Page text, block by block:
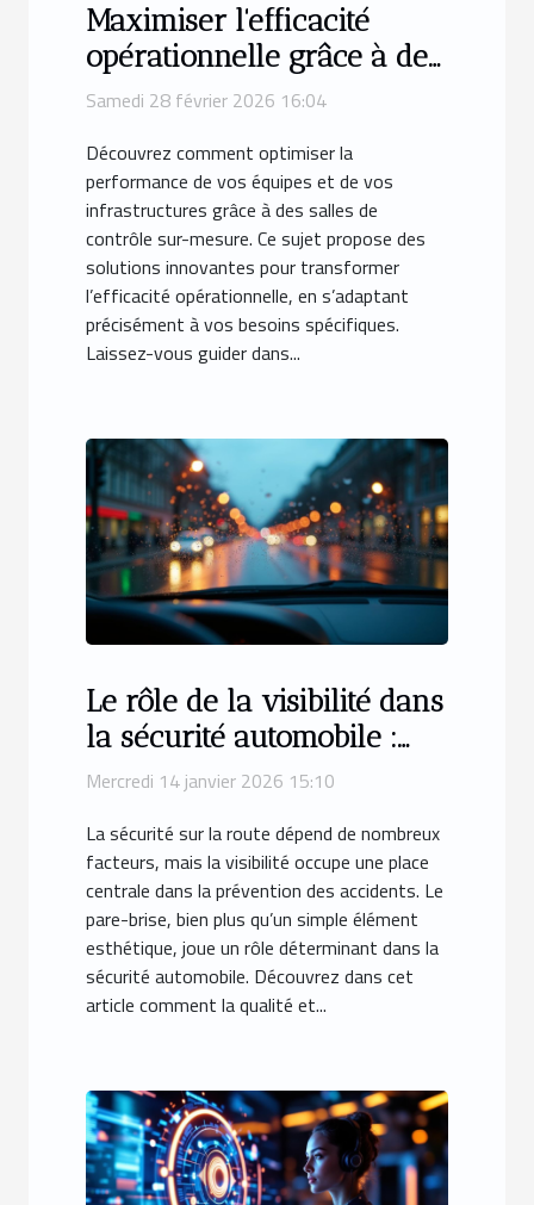
Maximiser l'efficacité
opérationnelle grâce à des
salles de contrôle sur-
Samedi 28 février 2026 16:04
Découvrez comment optimiser la
performance de vos équipes et de vos
infrastructures grâce à des salles de
contrôle sur-mesure. Ce sujet propose des
solutions innovantes pour transformer
l’efficacité opérationnelle, en s’adaptant
précisément à vos besoins spécifiques.
Laissez-vous guider dans...
Le rôle de la visibilité dans
la sécurité automobile :
focus sur le pare-brise
Mercredi 14 janvier 2026 15:10
La sécurité sur la route dépend de nombreux
facteurs, mais la visibilité occupe une place
centrale dans la prévention des accidents. Le
pare-brise, bien plus qu’un simple élément
esthétique, joue un rôle déterminant dans la
sécurité automobile. Découvrez dans cet
article comment la qualité et...